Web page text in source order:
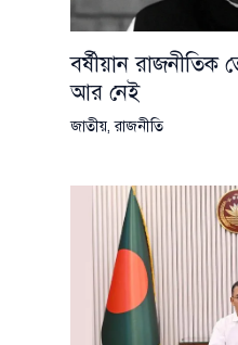
বর্ষীয়ান
আর নেই
জাতীয়,রাজনীতি